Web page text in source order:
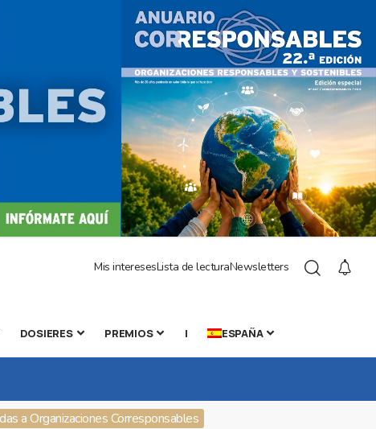
Mis interesesLista de lecturaNewsletters
DOSIERES PREMIOS | ESPAÑA
a Organizaciones Corresponsables